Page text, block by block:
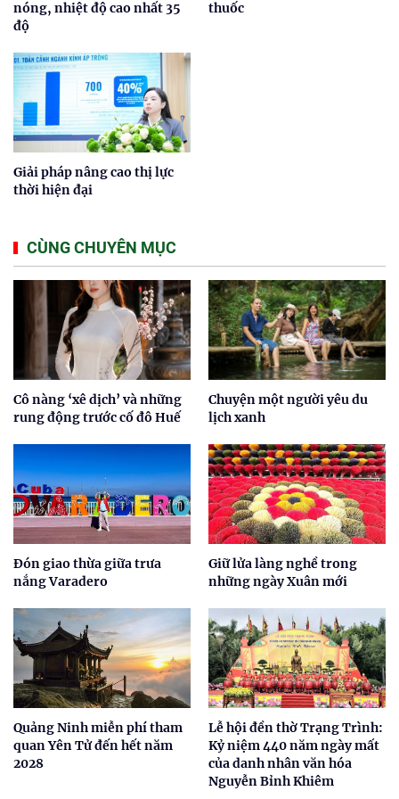
nóng, nhiệt độ cao nhất 35
độ
thuốc
Giải pháp nâng cao thị lực
thời hiện đại
CÙNG CHUYÊN MỤC
Cô nàng ‘xê dịch’ và những
rung động trước cố đô Huế
Chuyện một người yêu du
lịch xanh
Đón giao thừa giữa trưa
nắng Varadero
Giữ lửa làng nghề trong
những ngày Xuân mới
Quảng Ninh miễn phí tham
quan Yên Tử đến hết năm
2028
Lễ hội đền thờ Trạng Trình:
Kỷ niệm 440 năm ngày mất
của danh nhân văn hóa
Nguyễn Bỉnh Khiêm